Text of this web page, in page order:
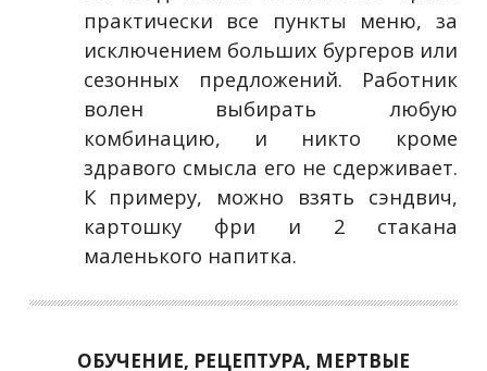
практически все пункты меню, за
исключением больших бургеров или
сезонных предложений. Работник
волен выбирать любую
комбинацию, и никто кроме
здравого смысла его не сдерживает.
К примеру, можно взять сэндвич,
картошку фри и 2 стакана
маленького напитка.
ОБУЧЕНИЕ, РЕЦЕПТУРА, МЕРТВЫЕ